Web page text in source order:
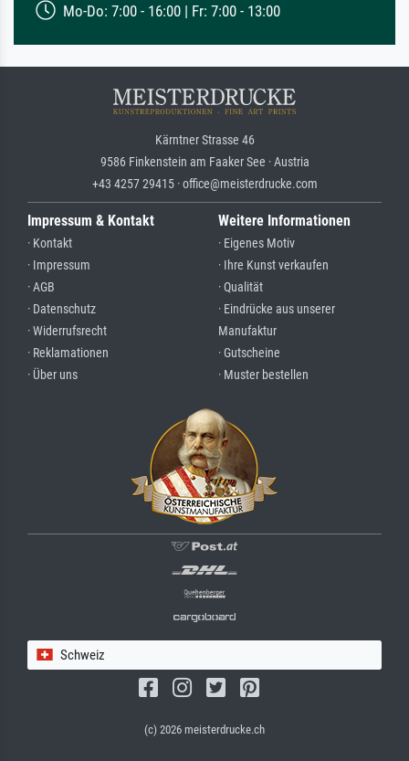
Mo-Do: 7:00 - 16:00 | Fr: 7:00 - 13:00
Kärntner Strasse 46
9586 Finkenstein am Faaker See · Austria
+43 4257 29415 · office@meisterdrucke.com
Impressum & Kontakt
· Kontakt
· Impressum
· AGB
· Datenschutz
· Widerrufsrecht
· Reklamationen
· Über uns
Weitere Informationen
· Eigenes Motiv
· Ihre Kunst verkaufen
· Qualität
· Eindrücke aus unserer
Manufaktur
· Gutscheine
· Muster bestellen
Schweiz
(c) 2026 meisterdrucke.ch